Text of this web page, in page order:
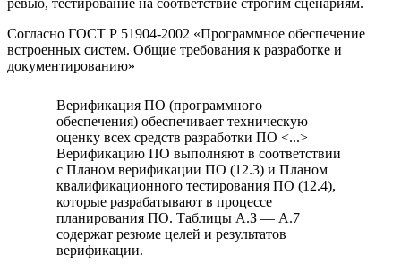
ревью, тестирование на соответствие строгим сценариям.
Согласно ГОСТ Р 51904-2002 «Программное обеспечение
встроенных систем. Общие требования к разработке и
документированию»
Верификация ПО (программного
обеспечения) обеспечивает техническую
оценку всех средств разработки ПО <...>
Верификацию ПО выполняют в соответствии
с Планом верификации ПО (12.3) и Планом
квалификационного тестирования ПО (12.4),
которые разрабатывают в процессе
планирования ПО. Таблицы А.З — А.7
содержат резюме целей и результатов
верификации.